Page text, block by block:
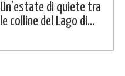
Un’estate di quiete tra
le colline del Lago di...